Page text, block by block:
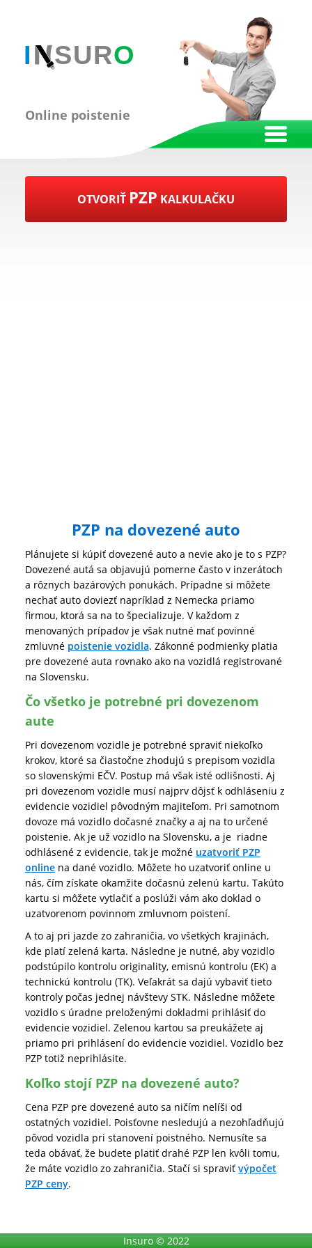
Online poistenie
OTVORIŤ PZP KALKULAČKU
PZP na dovezené auto
Plánujete si kúpiť dovezené auto a nevie ako je to s PZP?
Dovezené autá sa objavujú pomerne často v inzerátoch
a rôznych bazárových ponukách. Prípadne si môžete
nechať auto doviezť napríklad z Nemecka priamo
firmou, ktorá sa na to špecializuje. V každom z
menovaných prípadov je však nutné mať povinné
zmluvné poistenie vozidla. Zákonné podmienky platia
pre dovezené auta rovnako ako na vozidlá registrované
na Slovensku.
Čo všetko je potrebné pri dovezenom
aute
Pri dovezenom vozidle je potrebné spraviť niekoľko
krokov, ktoré sa čiastočne zhodujú s prepisom vozidla
so slovenskými EČV. Postup má však isté odlišnosti. Aj
pri dovezenom vozidle musí najprv dôjsť k odhláseniu z
evidencie vozidiel pôvodným majiteľom. Pri samotnom
dovoze má vozidlo dočasné značky a aj na to určené
poistenie. Ak je už vozidlo na Slovensku, a je riadne
odhlásené z evidencie, tak je možné uzatvoriť PZP
online na dané vozidlo. Môžete ho uzatvoriť online u
nás, čím získate okamžite dočasnú zelenú kartu. Takúto
kartu si môžete vytlačiť a poslúži vám ako doklad o
uzatvorenom povinnom zmluvnom poistení.
A to aj pri jazde zo zahraničia, vo všetkých krajinách,
kde platí zelená karta. Následne je nutné, aby vozidlo
podstúpilo kontrolu originality, emisnú kontrolu (EK) a
technickú kontrolu (TK). Veľakrát sa dajú vybaviť tieto
kontroly počas jednej návštevy STK. Následne môžete
vozidlo s úradne preloženými dokladmi prihlásiť do
evidencie vozidiel. Zelenou kartou sa preukážete aj
priamo pri prihlásení do evidencie vozidiel. Vozidlo bez
PZP totiž neprihlásite.
Koľko stojí PZP na dovezené auto?
Cena PZP pre dovezené auto sa ničím nelíši od
ostatných vozidiel. Poisťovne nesledujú a nezohľadňujú
pôvod vozidla pri stanovení poistného. Nemusíte sa
teda obávať, že budete platiť drahé PZP len kvôli tomu,
že máte vozidlo zo zahraničia. Stačí si spraviť výpočet
PZP ceny.
Insuro © 2022